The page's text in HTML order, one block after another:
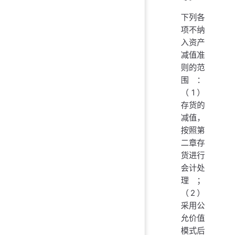
下列各
项不纳
入资产
减值准
则的范
围：
（1）
存货的
减值，
按照第
二章存
货进行
会计处
理；
（2）
采用公
允价值
模式后